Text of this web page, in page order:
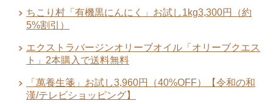
ちこり村「有機黒にんにく」お試し1kg3,300円（約
5%割引）
エクストラバージンオリーブオイル「オリーブクエス
ト」2本購入で送料無料
「萬養生箋」お試し3,960円（40%OFF）【令和の和
漢/テレビショッピング】